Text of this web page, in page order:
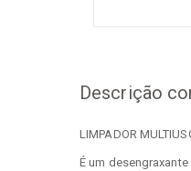
Descrição
LIMPADOR
É um